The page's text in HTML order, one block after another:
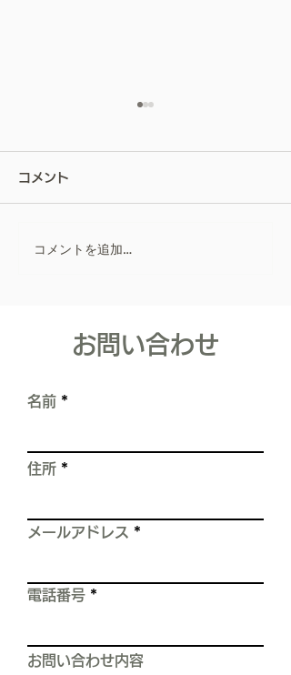
が屋根カバー工法を勧め
る理由ー
人としての裏話 ― こんにち
す。 長くなりますが、私の
職人としての経験をお話しし
屋根の塗装工事をしていた時
る、 住まいの中でとても重
――
コメント
コメントを追加…
​お問い合わせ
名前
住所
メールアドレス
電話番号
お問い合わせ内容